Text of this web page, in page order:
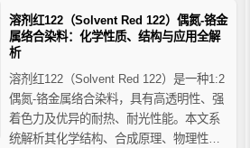
溶剂红122（Solvent Red 122）偶氮-铬金
属络合染料：化学性质、结构与应用全解
析
溶剂红122（Solvent Red 122）是一种1:2
偶氮-铬金属络合染料，具有高透明性、强
着色力及优异的耐热、耐光性能。本文系
统解析其化学结构、合成原理、物理性质